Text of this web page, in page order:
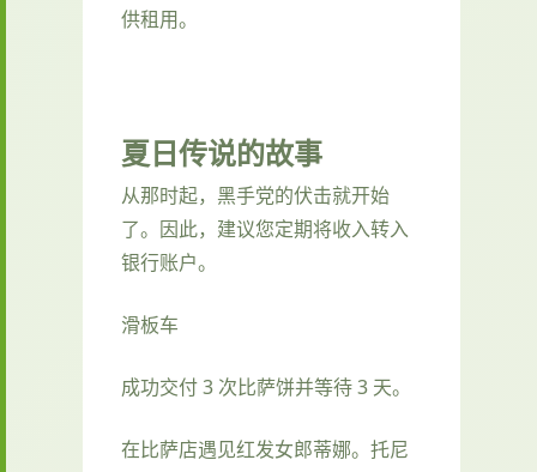
供租用。
夏日传说的故事
从那时起，黑手党的伏击就开始
了。因此，建议您定期将收入转入
银行账户。
滑板车
成功交付 3 次比萨饼并等待 3 天。
在比萨店遇见红发女郎蒂娜。托尼